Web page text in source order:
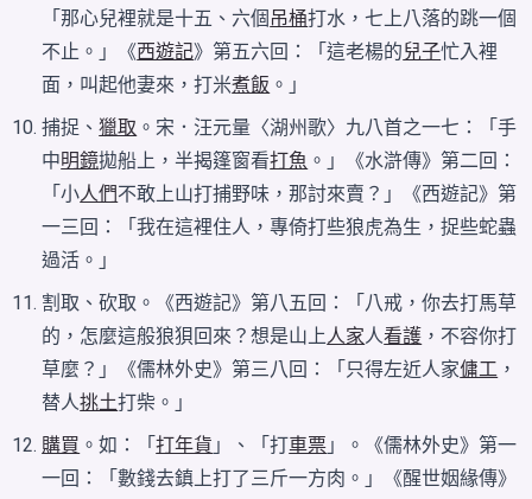
「那心兒裡就是十五、六個 吊桶打水，七上八落的跳一個
不止。」《西遊記》第五六回：「這老楊的兒子忙入裡
面，叫起他妻來，打米煮飯 。」
捕捉、獵取 。宋．汪元量〈湖州歌〉九八首之一七：「手
中明鏡拋船上，半揭篷窗看打魚 。」《水滸傳》第二回：
「小人們不敢上山打捕野味，那討來賣？」《西遊記》第
一三回：「我在這裡住人，專倚打些狼虎為生，捉些蛇蟲
過活。」
割取、砍取。《西遊記》第八五回：「八戒，你去打馬草
的，怎麼這般狼狽回來？想是山上人家人看護 ，不容你打
草麼？」《儒林外史》第三八回：「只得左近人家傭工 ，
替人挑土打柴。」
購買 。如：「打年貨 」、「打車票 」。《儒林外史》第一
一回：「數錢去鎮上打了三斤一方肉。」《醒世姻緣傳》